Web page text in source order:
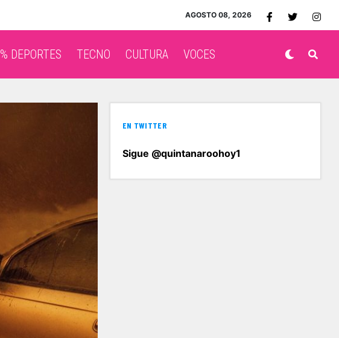
AGOSTO 08, 2026
DEPORTES TECNO CULTURA VOCES
EN TWITTER
Sigue @quintanaroohoy1